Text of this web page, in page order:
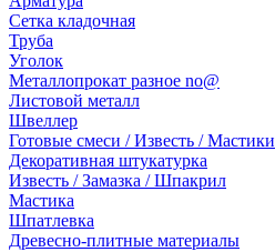
Сетка кладочная
Труба
Уголок
Металлопрокат разное no@
Листовой металл
Швеллер
Готовые смеси / Известь / Мастики
Декоративная штукатурка
Известь / Замазка / Шпакрил
Мастика
Шпатлевка
Древесно-плитные материалы